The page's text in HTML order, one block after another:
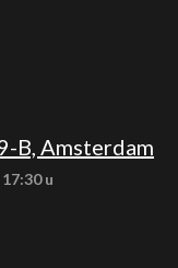
B, Amsterdam
u